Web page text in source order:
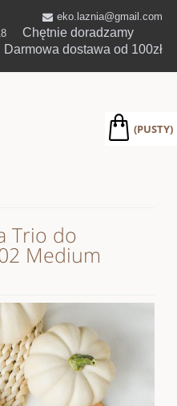
eko.laznia@gmail.com
Chętnie doradzamy
Darmowa dostawa od 100zł
(PUSTY)
Trio do
Medium